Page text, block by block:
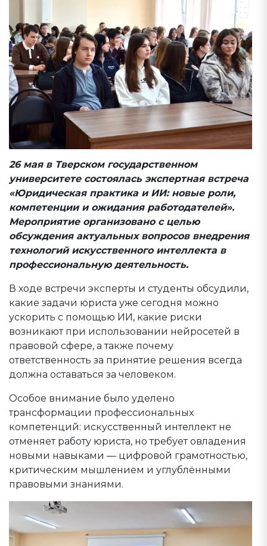
26 мая в Тверском государственном
университете состоялась экспертная встреча
«Юридическая практика и ИИ: новые роли,
компетенции и ожидания работодателей».
Мероприятие организовано с целью
обсуждения актуальных вопросов внедрения
технологий искусственного интеллекта в
профессиональную деятельность.
В ходе встречи эксперты и студенты обсудили,
какие задачи юриста уже сегодня можно
ускорить с помощью ИИ, какие риски
возникают при использовании нейросетей в
правовой сфере, а также почему
ответственность за принятие решения всегда
должна оставаться за человеком.
Особое внимание было уделено
трансформации профессиональных
компетенций: искусственный интеллект не
отменяет работу юриста, но требует овладения
новыми навыками — цифровой грамотностью,
критическим мышлением и углублёнными
правовыми знаниями.